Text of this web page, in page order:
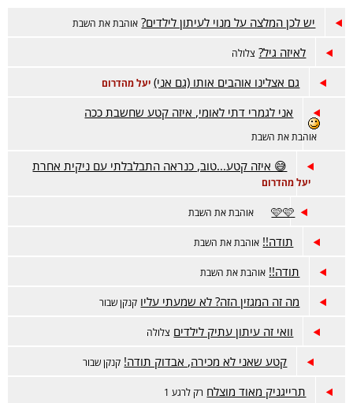
יש לכן המלצה על מנוי לעיתון לילדים? אוהבת את השבת
לאיזה גיל? צלולה
גם אצלינו אוהבים אותו (גם אני) יעל מהדרום
אני לגמרי דתי לאומי, איזה קטע שחשבת ככה
אוהבת את השבת
😅 איזה קטע...טוב, כנראה התבלבלתי עם ניקית אחרת
יעל מהדרום
🩷🩷 אוהבת את השבת
תודה!! אוהבת את השבת
תודה!! אוהבת את השבת
מה זה המגזין הזה? לא שמעתי עליו קנקן שבור
וואי זה עיתון עתיק לילדים צלולה
קטע שאני לא מכירה, אבדוק תודה! קנקן שבור
תרייגניק מאוד מוצלח רק לרגע 1